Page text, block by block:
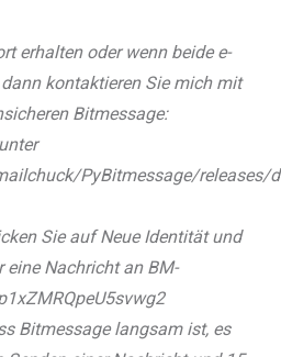
erhalten oder wenn beide e-
kontaktieren Sie mich mit
Bitmessage:
PyBitmessage/releases/
Sie auf Neue Identität und
eine Nachricht an BM-
Bitmessage langsam ist, es